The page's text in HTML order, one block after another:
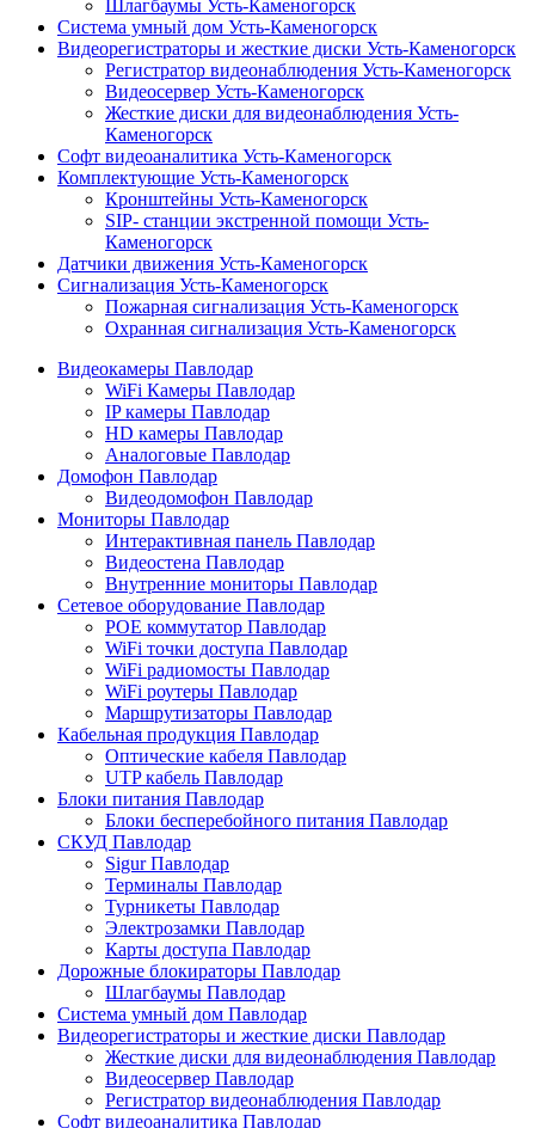
Шлагбаумы Усть-Каменогорск
Система умный дом Усть-Каменогорск
Видеорегистраторы и жесткие диски Усть-Каменогорск
Регистратор видеонаблюдения Усть-Каменогорск
Видеосервер Усть-Каменогорск
Жесткие диски для видеонаблюдения Усть-
Каменогорск
Софт видеоаналитика Усть-Каменогорск
Комплектующие Усть-Каменогорск
Кронштейны Усть-Каменогорск
SIP- станции экстренной помощи Усть-
Каменогорск
Датчики движения Усть-Каменогорск
Сигнализация Усть-Каменогорск
Пожарная сигнализация Усть-Каменогорск
Охранная сигнализация Усть-Каменогорск
Видеокамеры Павлодар
WiFi Камеры Павлодар
IP камеры Павлодар
HD камеры Павлодар
Аналоговые Павлодар
Домофон Павлодар
Видеодомофон Павлодар
Мониторы Павлодар
Интерактивная панель Павлодар
Видеостена Павлодар
Внутренние мониторы Павлодар
Сетевое оборудование Павлодар
POE коммутатор Павлодар
WiFi точки доступа Павлодар
WiFi радиомосты Павлодар
WiFi роутеры Павлодар
Маршрутизаторы Павлодар
Кабельная продукция Павлодар
Оптические кабеля Павлодар
UTP кабель Павлодар
Блоки питания Павлодар
Блоки бесперебойного питания Павлодар
СКУД Павлодар
Sigur Павлодар
Терминалы Павлодар
Турникеты Павлодар
Электрозамки Павлодар
Карты доступа Павлодар
Дорожные блокираторы Павлодар
Шлагбаумы Павлодар
Система умный дом Павлодар
Видеорегистраторы и жесткие диски Павлодар
Жесткие диски для видеонаблюдения Павлодар
Видеосервер Павлодар
Регистратор видеонаблюдения Павлодар
Софт видеоаналитика Павлодар